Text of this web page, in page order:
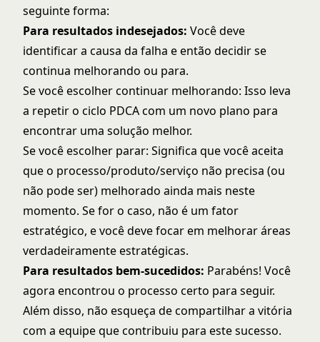
seguinte forma:
Para resultados indesejados: Você deve
identificar a causa da falha e então decidir se
continua melhorando ou para.
Se você escolher continuar melhorando: Isso leva
a repetir o ciclo PDCA com um novo plano para
encontrar uma solução melhor.
Se você escolher parar: Significa que você aceita
que o processo/produto/serviço não precisa (ou
não pode ser) melhorado ainda mais neste
momento. Se for o caso, não é um fator
estratégico, e você deve focar em melhorar áreas
verdadeiramente estratégicas.
Para resultados bem-sucedidos: Parabéns! Você
agora encontrou o processo certo para seguir.
Além disso, não esqueça de compartilhar a vitória
com a equipe que contribuiu para este sucesso.